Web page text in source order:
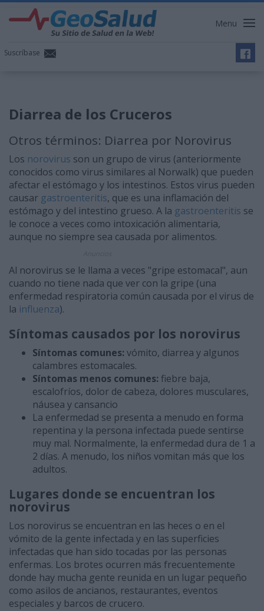
Menu
Suscríbase
Diarrea de los Cruceros
Otros términos: Diarrea por Norovirus
Los norovirus son un grupo de virus (anteriormente
conocidos como virus similares al Norwalk) que pueden
afectar el estómago y los intestinos. Estos virus pueden
causar gastroenteritis, que es una inflamación del
estómago y del intestino grueso. A la gastroenteritis se
le conoce a veces como intoxicación alimentaria,
aunque no siempre sea causada por alimentos.
Al norovirus se le llama a veces "gripe estomacal", aun
cuando no tiene nada que ver con la gripe (una
enfermedad respiratoria común causada por el virus de
la influenza).
Síntomas causados por los norovirus
Síntomas comunes: vómito, diarrea y algunos
calambres estomacales.
Síntomas menos comunes: fiebre baja,
escalofríos, dolor de cabeza, dolores musculares,
náusea y cansancio
La enfermedad se presenta a menudo en forma
repentina y la persona infectada puede sentirse
muy mal. Normalmente, la enfermedad dura de 1 a
2 días. A menudo, los niños vomitan más que los
adultos.
Lugares donde se encuentran los
norovirus
Los norovirus se encuentran en las heces o en el
vómito de la gente infectada y en las superficies
infectadas que han sido tocadas por las personas
enfermas. Los brotes ocurren más frecuentemente
donde hay mucha gente reunida en un lugar pequeño
como asilos de ancianos, restaurantes, eventos
especiales y barcos de crucero.